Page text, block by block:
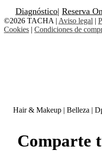
Diagnóstico| Reserva
©2026 TACHA | Aviso legal |
Cookies | Condiciones de
Hair & Makeup | Belleza |
Comparte